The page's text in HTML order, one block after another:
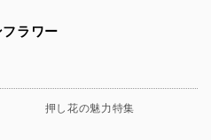
ラワー
押し花の魅力特集